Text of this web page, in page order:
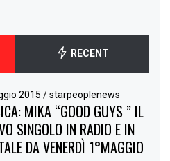
RECENT
2015/ starpeoplenews
MIKA “GOOD GUYS ” IL
SINGOLO IN RADIO E IN
DA VENERDÌ 1°MAGGIO